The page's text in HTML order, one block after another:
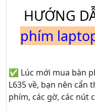
HƯỚNG
phím
✅ Lúc mới mua bàn
L635 về, bạn nên cẩn
phím, các gờ, các nút